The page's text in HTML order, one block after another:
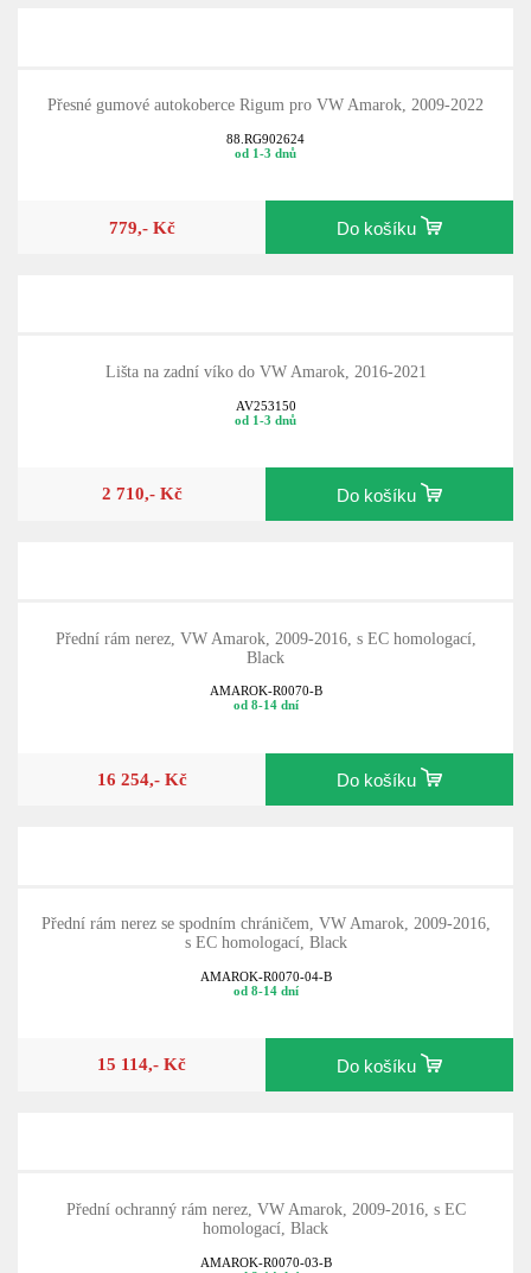
Přesné gumové autokoberce Rigum pro VW Amarok, 2009-2022
88.RG902624
od 1-3 dnů
779,- Kč Do košíku
Lišta na zadní víko do VW Amarok, 2016-2021
AV253150
od 1-3 dnů
2 710,- Kč Do košíku
Přední rám nerez, VW Amarok, 2009-2016, s EC homologací,
Black
AMAROK-R0070-B
od 8-14 dní
16 254,- Kč Do košíku
Přední rám nerez se spodním chráničem, VW Amarok, 2009-2016,
s EC homologací, Black
AMAROK-R0070-04-B
od 8-14 dní
15 114,- Kč Do košíku
Přední ochranný rám nerez, VW Amarok, 2009-2016, s EC
homologací, Black
AMAROK-R0070-03-B